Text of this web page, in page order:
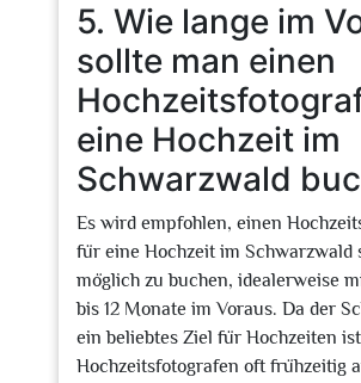
5. Wie lange im
sollte man einen
eine Hochzeit im
Schwarzwald
Es wird empfohlen, einen
für eine Hochzeit im Schwarzwald
möglich zu buchen, idealerweise
bis 12 Monate im Voraus. Da der
ein beliebtes Ziel für Hochzeiten
Hochzeitsfotografen oft frühzeitig